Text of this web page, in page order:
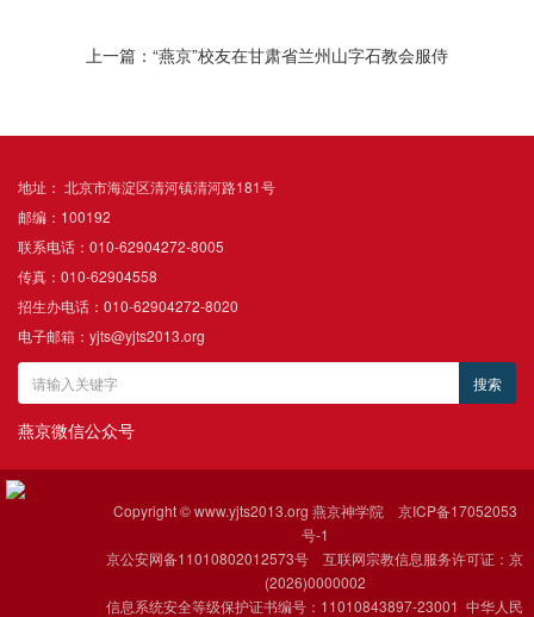
上一篇：“燕京”校友在甘肃省兰州山字石教会服侍
地址： 北京市海淀区清河镇清河路181号
邮编：100192
联系电话：010-62904272-8005
传真：010-62904558
招生办电话：010-62904272-8020
电子邮箱：yjts@yjts2013.org
燕京微信公众号
Copyright © www.yjts2013.org 燕京神学院 京ICP备17052053
号-1
京公安网备11010802012573号 互联网宗教信息服务许可证：京
(2026)0000002
信息系统安全等级保护证书编号：11010843897-23001 中华人民